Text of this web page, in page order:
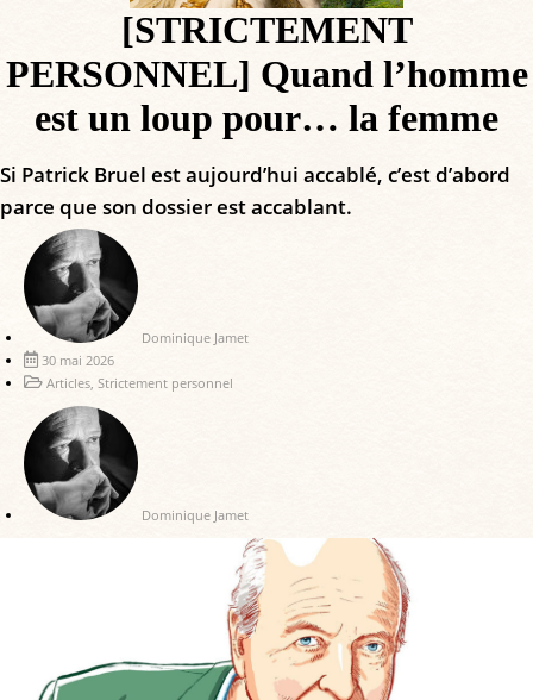
[STRICTEMENT
PERSONNEL] Quand l’homme
est un loup pour… la femme
Si Patrick Bruel est aujourd’hui accablé, c’est d’abord
parce que son dossier est accablant.
Dominique Jamet
30 mai 2026
Articles, Strictement personnel
Dominique Jamet